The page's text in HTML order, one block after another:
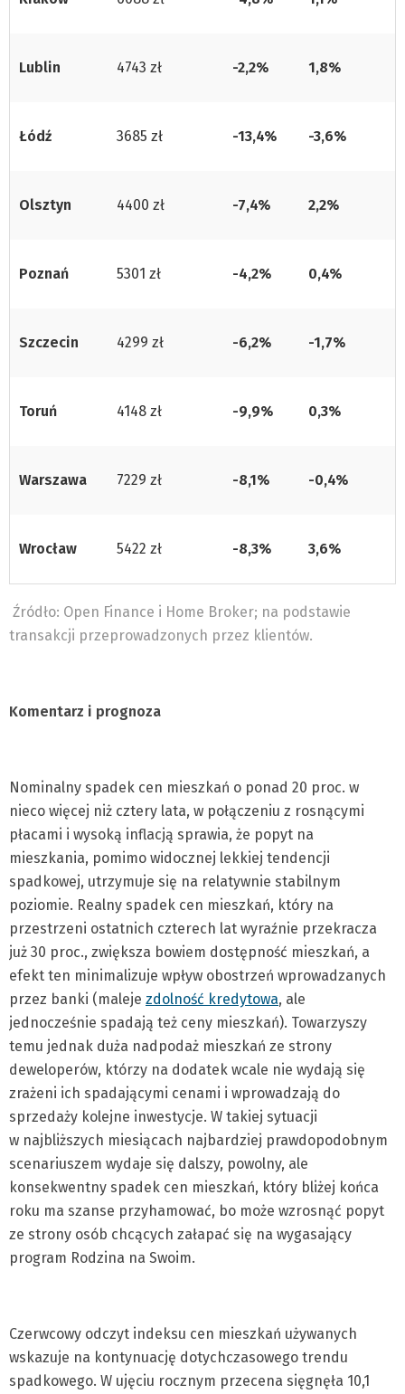
Lublin 4743 zł -2,2% 1,8%
Łódź 3685 zł -13,4% -3,6%
Olsztyn 4400 zł -7,4% 2,2%
Poznań 5301 zł -4,2% 0,4%
Szczecin 4299 zł -6,2% -1,7%
Toruń 4148 zł -9,9% 0,3%
Warszawa 7229 zł -8,1% -0,4%
Wrocław 5422 zł -8,3% 3,6%
Źródło: Open Finance i Home Broker; na podstawie
transakcji przeprowadzonych przez klientów.
Komentarz i prognoza
Nominalny spadek cen mieszkań o ponad 20 proc. w
nieco więcej niż cztery lata, w połączeniu z rosnącymi
płacami i wysoką inflacją sprawia, że popyt na
mieszkania, pomimo widocznej lekkiej tendencji
spadkowej, utrzymuje się na relatywnie stabilnym
poziomie. Realny spadek cen mieszkań, który na
przestrzeni ostatnich czterech lat wyraźnie przekracza
już 30 proc., zwiększa bowiem dostępność mieszkań, a
efekt ten minimalizuje wpływ obostrzeń wprowadzanych
przez banki (maleje zdolność kredytowa, ale
jednocześnie spadają też ceny mieszkań). Towarzyszy
temu jednak duża nadpodaż mieszkań ze strony
deweloperów, którzy na dodatek wcale nie wydają się
zrażeni ich spadającymi cenami i wprowadzają do
sprzedaży kolejne inwestycje. W takiej sytuacji
w najbliższych miesiącach najbardziej prawdopodobnym
scenariuszem wydaje się dalszy, powolny, ale
konsekwentny spadek cen mieszkań, który bliżej końca
roku ma szanse przyhamować, bo może wzrosnąć popyt
ze strony osób chcących załapać się na wygasający
program Rodzina na Swoim.
Czerwcowy odczyt indeksu cen mieszkań używanych
wskazuje na kontynuację dotychczasowego trendu
spadkowego. W ujęciu rocznym przecena sięgnęła 10,1